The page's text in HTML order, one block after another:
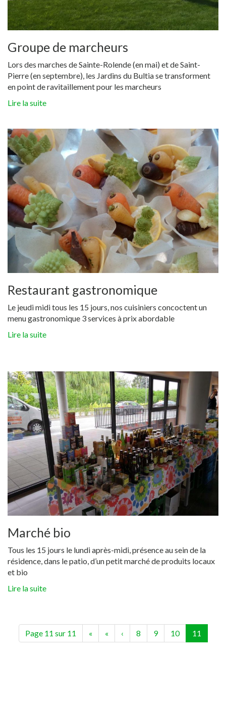
Groupe de marcheurs
Lors des marches de Sainte-Rolende (en mai) et de Saint-
Pierre (en septembre), les Jardins du Bultia se transforment
en point de ravitaillement pour les marcheurs
Lire la suite
Restaurant gastronomique
Le jeudi midi tous les 15 jours, nos cuisiniers concoctent un
menu gastronomique 3 services à prix abordable
Lire la suite
Marché bio
Tous les 15 jours le lundi après-midi, présence au sein de la
résidence, dans le patio, d’un petit marché de produits locaux
et bio
Lire la suite
Page 11 sur 11 « « ‹ 8 9 10 11